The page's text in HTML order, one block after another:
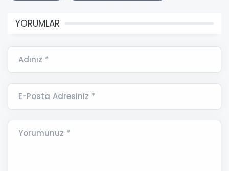
YORUMLAR
Adınız *
E-Posta Adresiniz *
Yorumunuz *